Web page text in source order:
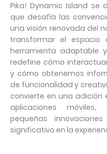
Pika! Dynamic Island se
que desafía las
una visión renovada del
transformar el
herramienta adaptable
redefine cómo
y cómo obtenemos
de funcionalidad y
convierte en una
aplicaciones
pequeñas
significativo en la